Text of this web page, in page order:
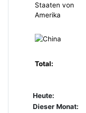
Total:
Heute:
Dieser Monat: